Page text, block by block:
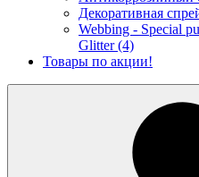
Декоративная
Webbing - Special
Glitter (4)
Товары по акции!